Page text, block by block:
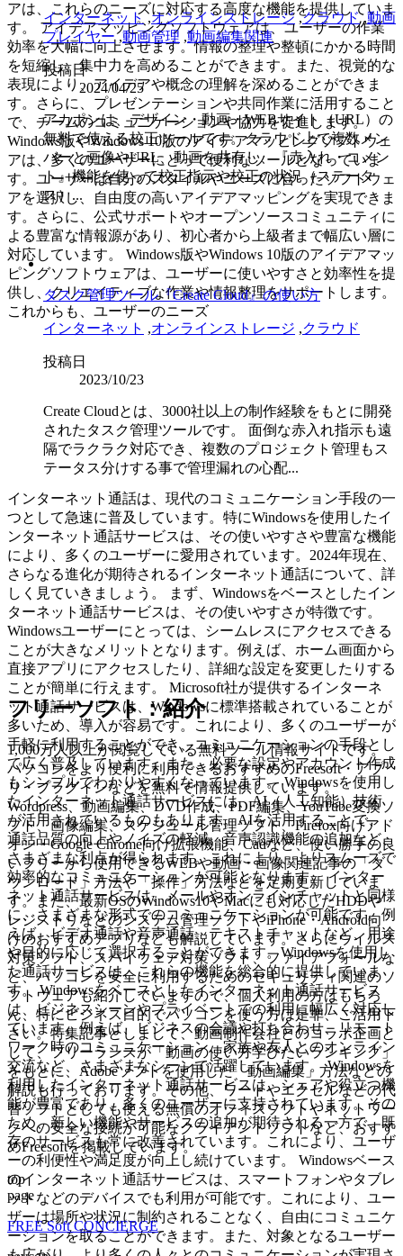
アは、これらのニーズに対応する高度な機能を提供していま
す。 アイデアマッピングソフトウェアは、ユーザーの作業
効率を大幅に向上させます。情報の整理や整頓にかかる時間
を短縮し、集中力を高めることができます。また、視覚的な
表現により、アイデアや概念の理解を深めることができま
す。さらに、プレゼンテーションや共同作業に活用すること
で、チームのコミュニケーションや協力を促進します。
Windows版やWindows 10版のアイデアマッピングソフトウェ
アは、多くのユーザーにとって便利なツールとなっていま
す。ユーザーは自分のスタイルやニーズに合ったソフトウェ
アを選択し、自由度の高いアイデアマッピングを実現できま
す。さらに、公式サポートやオープンソースコミュニティに
よる豊富な情報源があり、初心者から上級者まで幅広い層に
対応しています。 Windows版やWindows 10版のアイデアマッ
ピングソフトウェアは、ユーザーに使いやすさと効率性を提
供し、クリエイティブな作業や情報整理をサポートします。
これからも、ユーザーのニーズ
インターネット通話は、現代のコミュニケーション手段の一
つとして急速に普及しています。特にWindowsを使用したイ
ンターネット通話サービスは、その使いやすさや豊富な機能
により、多くのユーザーに愛用されています。2024年現在、
さらなる進化が期待されるインターネット通話について、詳
しく見ていきましょう。 まず、Windowsをベースとしたイン
ターネット通話サービスは、その使いやすさが特徴です。
Windowsユーザーにとっては、シームレスにアクセスできる
ことが大きなメリットとなります。例えば、ホーム画面から
直接アプリにアクセスしたり、詳細な設定を変更したりする
ことが簡単に行えます。 Microsoft社が提供するインターネ
ット通話サービスは、Windowsに標準搭載されていることが
多いため、導入が容易です。これにより、多くのユーザーが
手軽に利用することができ、コミュニケーションの手段とし
て広く普及しています。また、必要な設定やアカウント作成
もシンプルでわかりやすくなっています。 Windowsを使用し
たインターネット通話サービスには、AI（人工知能）技術
が活用されているものもあります。AIを活用することで、
通話品質の向上やノイズの軽減、音声認識機能の追加など、
さまざまな利点が得られます。これにより、よりスムーズで
効率的なコミュニケーションが可能となります。 インター
ネット通話サービスは、メールやオンラインチャットと同様
に、さまざまな形式でのコミュニケーションが可能です。例
えば、ビデオ通話や音声通話、テキストチャットなど、用途
や目的に応じて選択することができます。Windowsを使用し
た通話サービスは、これらの機能を総合的に提供していま
す。 Windowsをベースとしたインターネット通話サービス
は、ビジネスシーンやプライベートでの利用に幅広く対応し
ています。例えば、ビジネスの会議や打ち合わせ、リモート
ワーク時のコミュニケーション、家族や友人とのオンライン
交流など、さまざまなシーンで活躍しています。 Windowsを
利用したインターネット通話サービスは、シェアや役立つ機
能が豊富であり、多くのユーザーに支持されています。その
ため、新しい機能やサービスの追加が期待される一方で、既
存のサービスも常に改善されています。これにより、ユーザ
ーの利便性や満足度が向上し続けています。 Windowsベース
のインターネット通話サービスは、スマートフォンやタブレ
ットなどのデバイスでも利用が可能です。これにより、ユー
ザーは場所や状況に制約されることなく、自由にコミュニケ
ーションを取ることができます。また、対象となるユーザー
インターネット ,オンラインストレージ ,クラウド,動画
プレイヤー,動画管理 ,動画編集関連
投稿日
2024/04/25
アカポンは、デザイン・動画・WEBサイト（URL）の
無料で使える校正ツールです。クラウド上で複数メン
バーと画像やURL、動画を共有し、『赤入れ・コメン
ト』機能を使って校正指示や校正の状況（ステータ
ス）...
タスク管理ツール『Create Cloud』の使い方
インターネット ,オンラインストレージ ,クラウド
投稿日
2023/10/23
Create Cloudとは、3000社以上の制作経験をもとに開発
されたタスク管理ツールです。 面倒な赤入れ指示も遠
隔でラクラク対応でき、複数のプロジェクト管理もス
テータス分けする事で管理漏れの心配...
フリーソフト：紹介
1,000万人以上が閲覧している無料ツール情報サイトです。
パソコンをより便利に利用できるおすすめのFreesoft・アプ
リ・プラグインなどを無料で情報提供しています。
Wordpress、動画編集、DVD作成、PDF編集、YouTube変換ソ
フト、画像編集、スケジュール管理ソフト、Firefox向けアド
オン・Google Chrome向け拡張機能、Cadなど、使い勝手の良
いフリーから使用できるWEBや動画・画像関連記事の「ダ
ウンロード」方法や「操作」方法などを定期更新していま
す。また、最新OSのWindows10やMacにも対応したHDDや
レジストリなどのシステム管理ソフトやiPhone・Android向
けのおすすめアプリなども解説しています。さらにウイルス
対策ソフト、スパイウェア対策ソフト、ファイアフォールな
ど、パソコンを安全に利用するためのセキュリティ関連のソ
フトウェアも紹介していますので、個人利用の方はもちろ
ん、特にビジネス目的でパソコンを使う方は是非、ご活用下
さい。特集記事としまして、動画制作会社とのコラボ企画と
して、フリーランスが「動画の使い方学びたいランキング」
をもとに、Adobeソフトを使用した「動画編集」方法などの
解説も行っております。その他、ワードやエクセルなどの代
替ソフトとしても使える無償のオフィスソフトやネットワー
クへの安全な接続が可能なクライアントソフトなど、おすす
めFreesoftを掲載しています。
top
page
FREE Soft CONCIERGE